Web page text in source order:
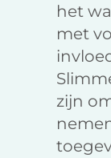
het
met
zijn